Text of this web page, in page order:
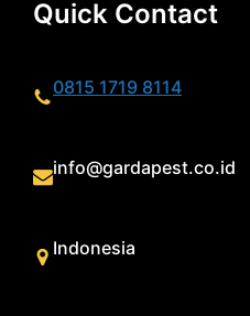
Quick Contact
0815 1719 8114
info@gardapest.co.id
Indonesia